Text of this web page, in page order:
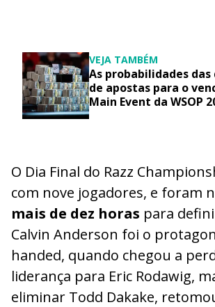
VEJA TAMBÉM
As probabilidades das
de apostas para o
Main Event da WSOP
O Dia Final do Razz
com nove jogadores, e foram
mais de dez horas para
Calvin Anderson foi o
handed, quando chegou a
liderança para Eric Rodawig,
eliminar Todd Dakake,